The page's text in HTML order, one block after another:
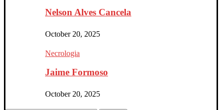
Nelson Alves Cancela
October 20, 2025
Necrologia
Jaime Formoso
October 20, 2025